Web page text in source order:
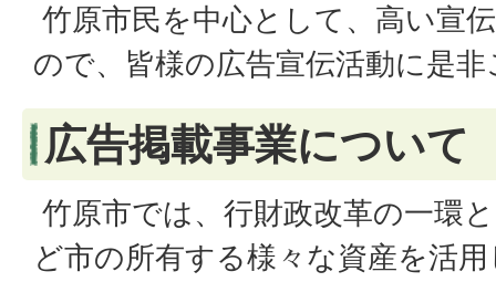
竹原市民を中心として、高い宣
ので、皆様の広告宣伝活動に是
広告掲載事業について
竹原市では、行財政改革の一環
ど市の所有する様々な資産を活